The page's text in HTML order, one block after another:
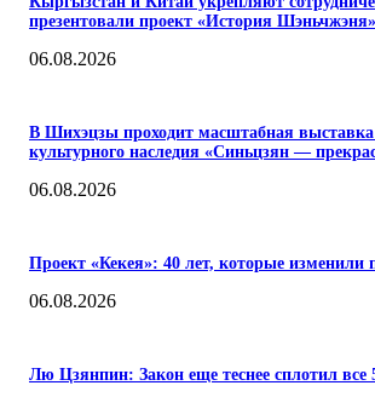
презентовали проект «История Шэньчжэня»
06.08.2026
В Шихэцзы проходит масштабная выставка
культурного наследия «Синьцзян —
06.08.2026
Проект «Кекея»: 40 лет, которые изменили
06.08.2026
Лю Цзянпин: Закон еще теснее сплотил все